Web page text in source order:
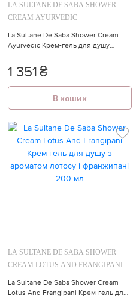
LA SULTANE DE SABA SHOWER
CREAM AYURVEDIC
La Sultane De Saba Shower Cream
Ayurvedic Крем-гель для душу
1 351₴
В кошик
LA SULTANE DE SABA SHOWER
CREAM LOTUS AND FRANGIPANI
La Sultane De Saba Shower Cream
Lotus And Frangipani Крем-гель для